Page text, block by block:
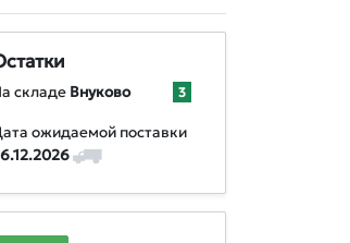
складе Внуково 3
ожидаемой поставки